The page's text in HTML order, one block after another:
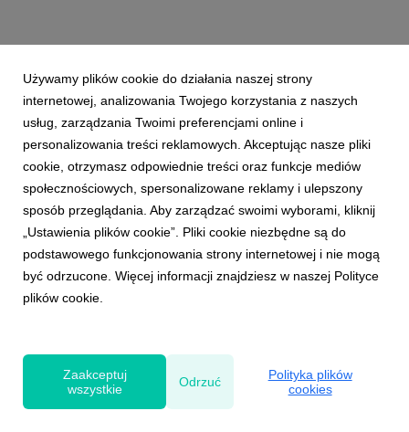
Powered by
Używamy plików cookie do działania naszej strony
internetowej, analizowania Twojego korzystania z naszych
usług, zarządzania Twoimi preferencjami online i
personalizowania treści reklamowych. Akceptując nasze pliki
cookie, otrzymasz odpowiednie treści oraz funkcje mediów
społecznościowych, spersonalizowane reklamy i ulepszony
sposób przeglądania. Aby zarządzać swoimi wyborami, kliknij
„Ustawienia plików cookie”. Pliki cookie niezbędne są do
podstawowego funkcjonowania strony internetowej i nie mogą
być odrzucone. Więcej informacji znajdziesz w naszej Polityce
plików cookie.
Zaakceptuj
wszystkie
Odrzuć
Polityka plików
cookies